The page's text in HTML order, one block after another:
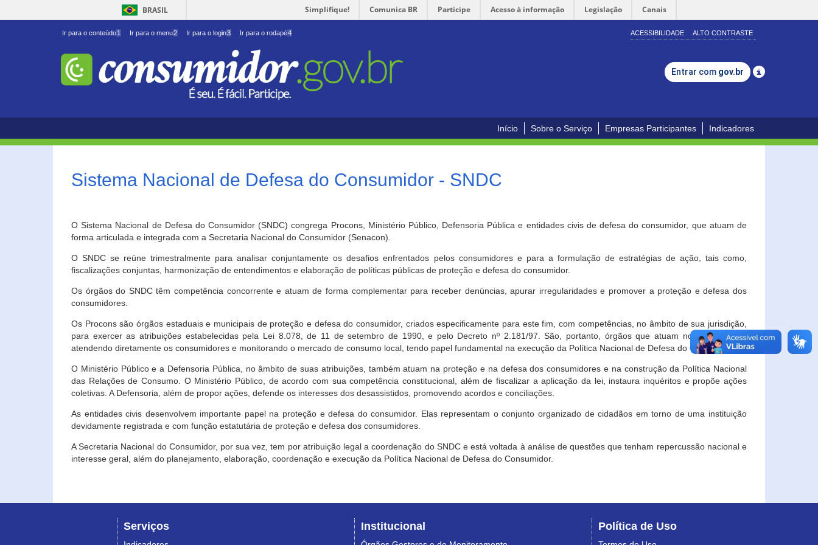
BRASIL Simplifique! Comunica BR Participe Acesso à informação Legislação Canais
Ir para o conteúdo1 Ir para o menu2 Ir para o login3 Ir para o rodapé4 ACESSIBILIDADE ALTO CONTRASTE
Entrar com gov.br
Início Sobre o Serviço Empresas Participantes Indicadores
Sistema Nacional de Defesa do Consumidor - SNDC
O Sistema Nacional de Defesa do Consumidor (SNDC) congrega Procons, Ministério Público, Defensoria Pública e entidades civis de defesa do consumidor, que atuam de
forma articulada e integrada com a Secretaria Nacional do Consumidor (Senacon).
O SNDC se reúne trimestralmente para analisar conjuntamente os desafios enfrentados pelos consumidores e para a formulação de estratégias de ação, tais como,
fiscalizações conjuntas, harmonização de entendimentos e elaboração de políticas públicas de proteção e defesa do consumidor.
Os órgãos do SNDC têm competência concorrente e atuam de forma complementar para receber denúncias, apurar irregularidades e promover a proteção e defesa dos
consumidores.
Os Procons são órgãos estaduais e municipais de proteção e defesa do consumidor, criados especificamente para este fim, com competências, no âmbito de sua jurisdição,
para exercer as atribuições estabelecidas pela Lei 8.078, de 11 de setembro de 1990, e pelo Decreto nº 2.181/97. São, portanto, órgãos que atuam no âmbito local,
atendendo diretamente os consumidores e monitorando o mercado de consumo local, tendo papel fundamental na execução da Política Nacional de Defesa do Consumidor.
O Ministério Público e a Defensoria Pública, no âmbito de suas atribuições, também atuam na proteção e na defesa dos consumidores e na construção da Política Nacional
das Relações de Consumo. O Ministério Público, de acordo com sua competência constitucional, além de fiscalizar a aplicação da lei, instaura inquéritos e propõe ações
coletivas. A Defensoria, além de propor ações, defende os interesses dos desassistidos, promovendo acordos e conciliações.
As entidades civis desenvolvem importante papel na proteção e defesa do consumidor. Elas representam o conjunto organizado de cidadãos em torno de uma instituição
devidamente registrada e com função estatutária de proteção e defesa dos consumidores.
A Secretaria Nacional do Consumidor, por sua vez, tem por atribuição legal a coordenação do SNDC e está voltada à análise de questões que tenham repercussão nacional e
interesse geral, além do planejamento, elaboração, coordenação e execução da Política Nacional de Defesa do Consumidor.
Serviços Institucional Política de Uso